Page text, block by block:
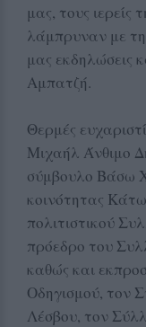
μας, τους
λάμπρυναν με
μας εκδηλώσεις
Αμπατζή.
Θερμές
Μιχαήλ Άνθιμο
σύμβουλο Βάσω
κοινότητας
πολιτιστικού
πρόεδρο του
καθώς και
Οδηγισμού, τον
Λέσβου, τον